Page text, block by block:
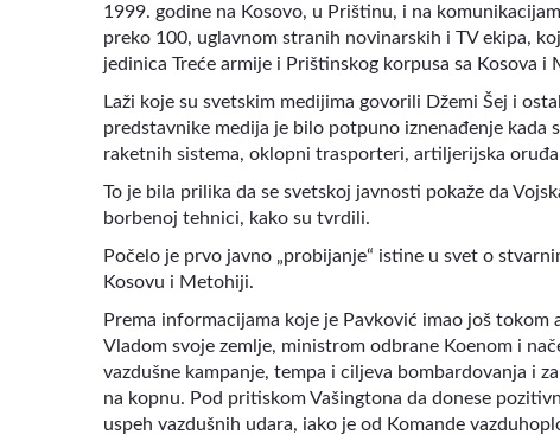
1999. godine na Kosovo, u Prištinu, i na
preko 100, uglavnom stranih novinarskih i TV ekipa,
jedinica Treće armije i Prištinskog korpusa sa Kosova i
Laži koje su svetskim medijima govorili Džemi Šej i
predstavnike medija je bilo potpuno iznenađenje kada
raketnih sistema, oklopni trasporteri, artiljerijska
To je bila prilika da se svetskoj javnosti pokaže da
borbenoj tehnici, kako su tvrdili.
Počelo je prvo javno „probijanje“ istine u svet o
Kosovu i Metohiji.
Prema informacijama koje je Pavković imao još
Vladom svoje zemlje, ministrom odbrane Koenom i
vazdušne kampanje, tempa i ciljeva bombardovanja i
na kopnu. Pod pritiskom Vašingtona da donese
uspeh vazdušnih udara, iako je od Komande